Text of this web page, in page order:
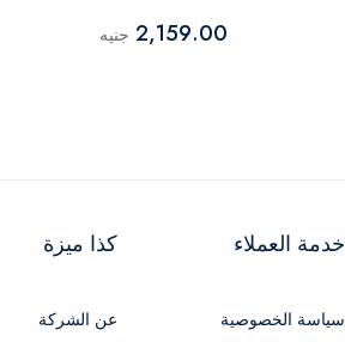
2,159.00 جنيه
خدمة العملاء
سياسة الخصوصية
كذا ميزة
عن الشركة